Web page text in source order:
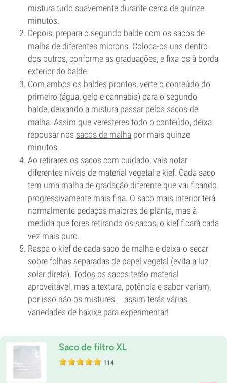
mistura tudo suavemente durante cerca de quinze
minutos.
Depois, prepara o segundo balde com os sacos de
malha de diferentes microns. Coloca-os uns dentro
dos outros, conforme as graduações, e fixa-os à borda
exterior do balde.
Com ambos os baldes prontos, verte o conteúdo do
primeiro (água, gelo e cannabis) para o segundo
balde, deixando a mistura passar pelos sacos de
malha. Assim que veresteres todo o conteúdo, deixa
repousar nos sacos de malha por mais quinze
minutos.
Ao retirares os sacos com cuidado, vais notar
diferentes níveis de material vegetal e kief. Cada saco
tem uma malha de gradação diferente que vai ficando
progressivamente mais fina. O saco mais interior terá
normalmente pedaços maiores de planta, mas à
medida que fores retirando os sacos, o kief ficará cada
vez mais puro.
Raspa o kief de cada saco de malha e deixa-o secar
sobre folhas separadas de papel vegetal (evita a luz
solar direta). Todos os sacos terão material
aproveitável, mas a textura, potência e sabor variam,
por isso não os mistures – assim terás várias
variedades de haxixe para experimentar!
Saco de filtro XL
114